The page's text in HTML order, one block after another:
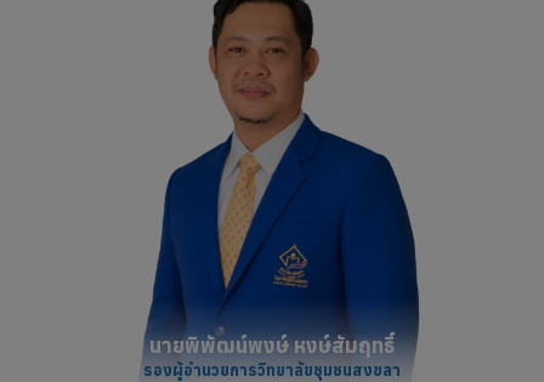
นายพิพัฒน์พงษ์ หงษ์สัมฤทธิ์
รองผู้อำนวยการวิทยาลัยชุมชนสงขลา